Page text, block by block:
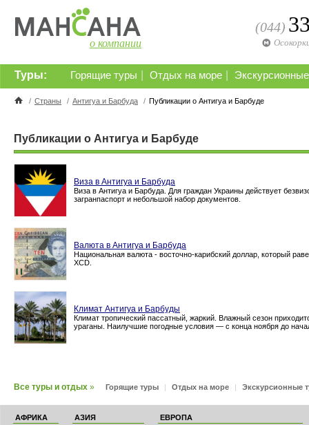
о компании
(044)
Горящие туры Отдых на море
Туры:
/ Страны / Антигуа и Барбуда / Публикации о Антигуа и Барбуде
Публикации о Антигуа и Барбуде
Виза в Антигуа и Барбуда
Виза в Антигуа и Барбуда. Для граждан Украины действует
загранпаспорт и небольшой набор документов.
Валюта в Антигуа и Барбуда
Национальная валюта - восточно-карибский доллар, который
XCD.
Климат Антигуа и Барбуды
Климат тропический пассатный, жаркий. Влажный сезон
ураганы. Наилучшие погодные условия — с конца ноября до
Все туры и отдых » Горящие туры | Отдых на море | Экскурсионные
АФРИКА
АЗИЯ
ЕВРОПА